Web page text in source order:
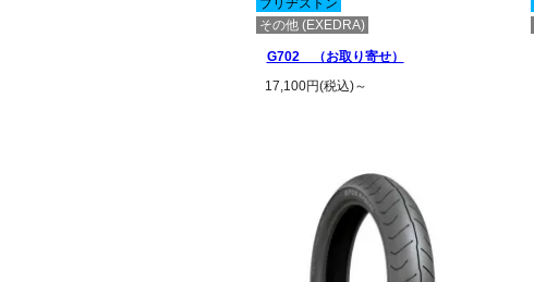
ブリヂストン
その他 (EXEDRA)
G702 （お取り寄せ）
17,100円(税込)～